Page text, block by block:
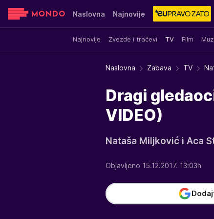
Naslovna Najnovije
Najnovije Zvezde i tračevi TV Film
Sensa Stvar ukusa Yumama
Naslovna Zabava TV
Dragi
VIDEO)
Nataša Miljković i Aca
Objavljeno 15.12.2017. 13:03h